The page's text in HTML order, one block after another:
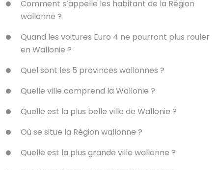
Comment s’appelle les habitant de la Région
wallonne ?
Quand les voitures Euro 4 ne pourront plus rouler
en Wallonie ?
Quel sont les 5 provinces wallonnes ?
Quelle ville comprend la Wallonie ?
Quelle est la plus belle ville de Wallonie ?
Où se situe la Région wallonne ?
Quelle est la plus grande ville wallonne ?